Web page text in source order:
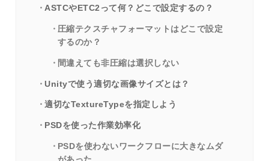
ASTCやETC2って何？どこで設定するの？
圧縮テクスチャフォーマットはどこで設定
するのか？
間違えても非圧縮は選択しない
Unityで使う適切な画像サイズとは？
適切なTextureTypeを指定しよう
PSDを使った作業効率化
PSDを使わないワークフローに大きなムダ